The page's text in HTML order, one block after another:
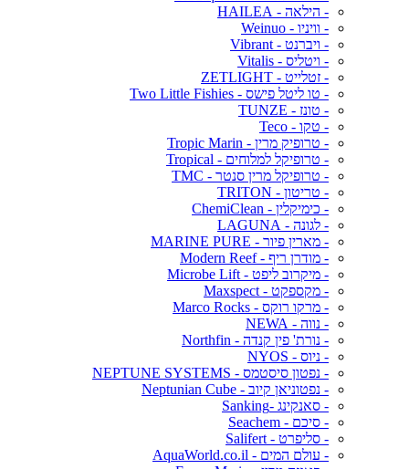
- הילאה - HAILEA
- וויניו - Weinuo
- ויברנט - Vibrant
- ויטליס - Vitalis
- זטלייט - ZETLIGHT
- טו ליטל פישס - Two Little Fishies
- טונז - TUNZE
- טקו - Teco
- טרופיק מרין - Tropic Marin
- טרופיקל למלוחים - Tropical
- טרופיקל מרין סנטר - TMC
- טריטון - TRITON
- כימיקלין - ChemiClean
- לגונה - LAGUNA
- מארין פיור - MARINE PURE
- מודרן ריף - Modern Reef
- מיקרוב ליפט - Microbe Lift
- מקספקט - Maxspect
- מרקו רוקס - Marco Rocks
- נווה - NEWA
- נורת' פין קנדה - Northfin
- ניוס - NYOS
- נפטון סיסטמס - NEPTUNE SYSTEMS
- נפטוניאן קיוב - Neptunian Cube
- סאנקינג -Sanking
- סיכם - Seachem
- סליפרט - Salifert
- עולם המים - AquaWorld.co.il